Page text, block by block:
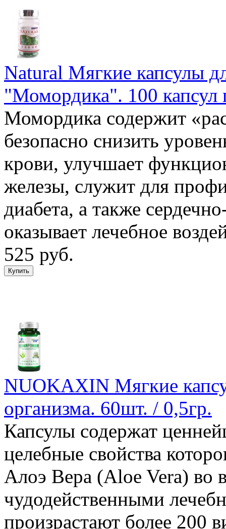
Natural Мягкие капсулы
"Момордика". 100 капсул
Момордика содержит
безопасно снизить
крови, улучшает
железы, служит для
диабета, а также
оказывает лечебное
525 руб.
NUOKAXIN Мягкие
организма. 60шт. / 0,5гр.
Капсулы содержат
целебные свойства
Алоэ Вера (Aloe Vera) во
чудодейственными
произрастают более 200